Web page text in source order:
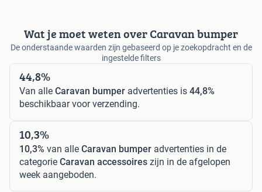
Wat je moet weten over Caravan bumper
De onderstaande waarden zijn gebaseerd op je zoekopdracht en de
ingestelde filters
44,8%
Van alle Caravan bumper advertenties is 44,8%
beschikbaar voor verzending.
10,3%
10,3% van alle Caravan bumper advertenties in de
categorie Caravan accessoires zijn in de afgelopen
week aangeboden.